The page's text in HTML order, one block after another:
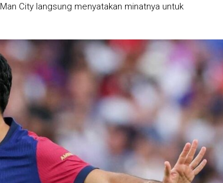
City langsung menyatakan minatnya untuk